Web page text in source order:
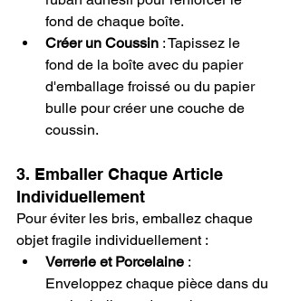
fond de chaque boîte.
Créer un Coussin : Tapissez le
fond de la boîte avec du papier
d'emballage froissé ou du papier
bulle pour créer une couche de
coussin.
3. Emballer Chaque Article
Individuellement
Pour éviter les bris, emballez chaque
objet fragile individuellement :
Verrerie et Porcelaine :
Enveloppez chaque pièce dans du